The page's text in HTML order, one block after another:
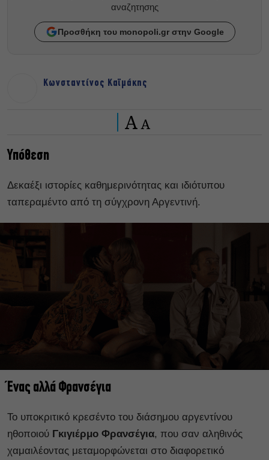
αναζητησης
Προσθήκη του monopoli.gr στην Google
Κωνσταντίνος Καϊμάκης
A A
Υπόθεση
Δεκαέξι ιστορίες καθημερινότητας και ιδιότυπου
ταπεραμέντο από τη σύγχρονη Αργεντινή.
Ένας αλλά Φρανσέγια
Το υποκριτικό κρεσέντο του διάσημου αργεντίνου
ηθοποιού Γκιγιέρμο Φρανσέγια, που σαν αληθινός
χαμαιλέοντας μεταμορφώνεται στο διαφορετικό